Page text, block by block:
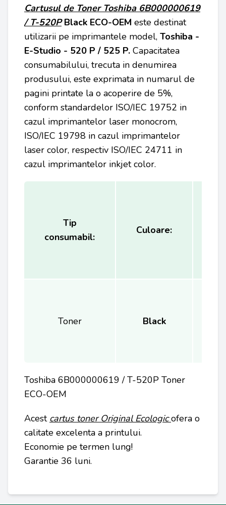
Cartusul de Toner Toshiba 6B000000619
/ T-520P Black ECO-OEM este destinat
utilizarii pe imprimantele model, Toshiba -
E-Studio - 520 P / 525 P. Capacitatea
consumabilului, trecuta in denumirea
produsului, este exprimata in numarul de
pagini printate la o acoperire de 5%,
conform standardelor ISO/IEC 19752 in
cazul imprimantelor laser monocrom,
ISO/IEC 19798 in cazul imprimantelor
laser color, respectiv ISO/IEC 24711 in
cazul imprimantelor inkjet color.
Tip
consumabil:
Culoare:
Toner Black
Toshiba 6B000000619 / T-520P Toner
ECO-OEM
Acest cartus toner Original Ecologicofera o
calitate excelenta a printului.
Economie pe termen lung!
Garantie 36 luni.